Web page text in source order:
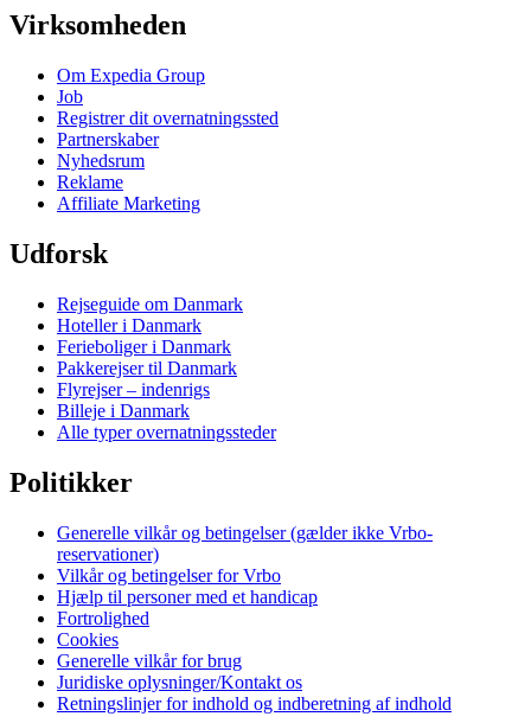
Virksomheden
Om Expedia Group
Job
Registrer dit overnatningssted
Partnerskaber
Nyhedsrum
Reklame
Affiliate Marketing
Udforsk
Rejseguide om Danmark
Hoteller i Danmark
Ferieboliger i Danmark
Pakkerejser til Danmark
Flyrejser – indenrigs
Billeje i Danmark
Alle typer overnatningssteder
Politikker
Generelle vilkår og betingelser (gælder ikke Vrbo-
reservationer)
Vilkår og betingelser for Vrbo
Hjælp til personer med et handicap
Fortrolighed
Cookies
Generelle vilkår for brug
Juridiske oplysninger/Kontakt os
Retningslinjer for indhold og indberetning af indhold